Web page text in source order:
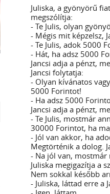
Juliska, a gyönyörű
megszólítja:
- Te Julis, olyan
- Mégis mit képzelsz,
- Te Julis, adok 5000
- Hát, ha adsz 5000
Jancsi adja a pénzt,
Jancsi folytatja:
- Olyan kívánatos
5000 Forintot!
- Ha adsz 5000
Jancsi adja a pénzt,
- Te Julis, mostmár
30000 Forintot, ha
- Jól van akkor, ha
Megtörténik a dolog.
- Na jól van, mostmár
Juliska megigazítja a
Nem sokkal később
- Juliska, láttad erre a